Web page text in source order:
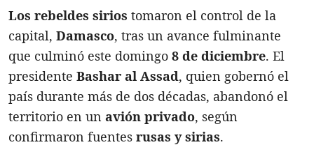
Los rebeldes sirios tomaron el control de la
capital, Damasco, tras un avance fulminante
que culminó este domingo 8 de diciembre. El
presidente Bashar al Assad, quien gobernó el
país durante más de dos décadas, abandonó el
territorio en un avión privado, según
confirmaron fuentes rusas y sirias.